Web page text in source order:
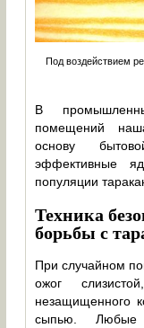
Под воздействием
В
помещений
основу
эффективные
популяции
Техника
борьбы с
При случайном
ожог
незащищенного
сыпью. Любые